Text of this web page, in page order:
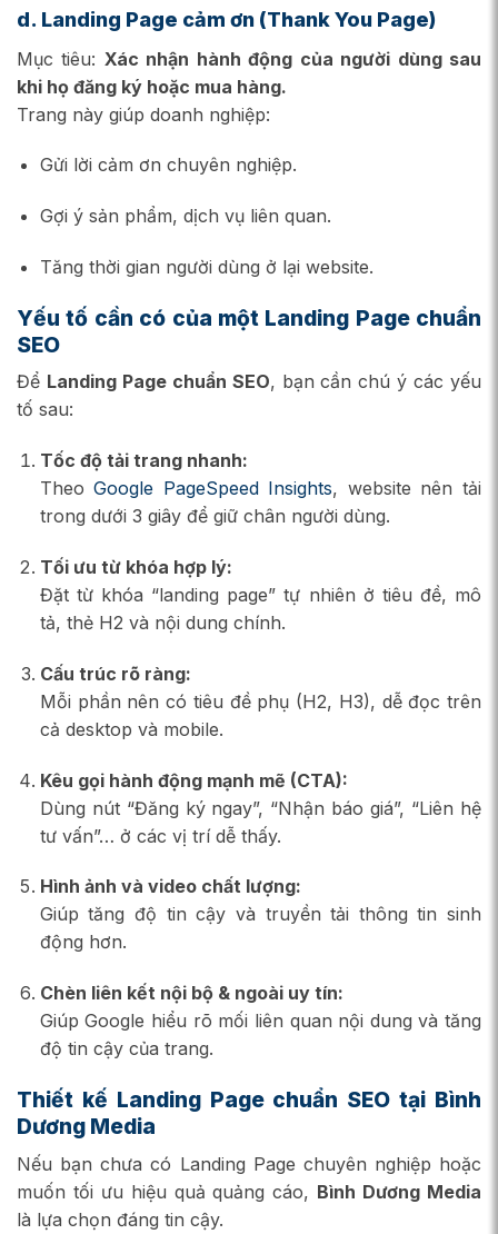
d. Landing Page cảm ơn (Thank You Page)
Mục tiêu: Xác nhận hành động của người dùng sau
khi họ đăng ký hoặc mua hàng.
Trang này giúp doanh nghiệp:
Gửi lời cảm ơn chuyên nghiệp.
Gợi ý sản phẩm, dịch vụ liên quan.
Tăng thời gian người dùng ở lại website.
Yếu tố cần có của một Landing Page chuẩn
SEO
Để Landing Page chuẩn SEO, bạn cần chú ý các yếu
tố sau:
Tốc độ tải trang nhanh:
TheoGoogle PageSpeed Insights, website nên tải
trong dưới 3 giây để giữ chân người dùng.
Tối ưu từ khóa hợp lý:
Đặt từ khóa “landing page” tự nhiên ở tiêu đề, mô
tả, thẻ H2 và nội dung chính.
Cấu trúc rõ ràng:
Mỗi phần nên có tiêu đề phụ (H2, H3), dễ đọc trên
cả desktop và mobile.
Kêu gọi hành động mạnh mẽ (CTA):
Dùng nút “Đăng ký ngay”, “Nhận báo giá”, “Liên hệ
tư vấn”… ở các vị trí dễ thấy.
Hình ảnh và video chất lượng:
Giúp tăng độ tin cậy và truyền tải thông tin sinh
động hơn.
Chèn liên kết nội bộ & ngoài uy tín:
Giúp Google hiểu rõ mối liên quan nội dung và tăng
độ tin cậy của trang.
Thiết kế Landing Page chuẩn SEO tại Bình
Dương Media
Nếu bạn chưa có Landing Page chuyên nghiệp hoặc
muốn tối ưu hiệu quả quảng cáo, Bình Dương Media
là lựa chọn đáng tin cậy.